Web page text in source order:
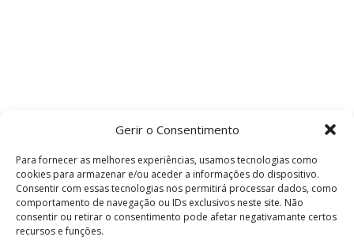
Gerir o Consentimento
Para fornecer as melhores experiências, usamos tecnologias como
cookies para armazenar e/ou aceder a informações do dispositivo.
Consentir com essas tecnologias nos permitirá processar dados, como
comportamento de navegação ou IDs exclusivos neste site. Não
consentir ou retirar o consentimento pode afetar negativamante certos
recursos e funções.